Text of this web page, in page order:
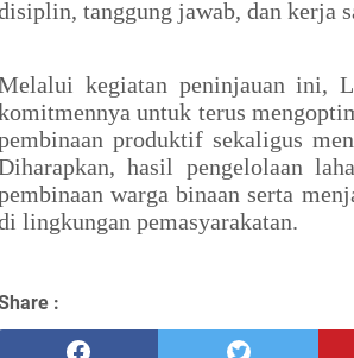
tanggung jawab, dan kerja
kegiatan peninjauan ini,
untuk terus
produktif sekaligus
hasil pengelolaan
warga binaan serta
lingkungan pemasyarakatan.
: